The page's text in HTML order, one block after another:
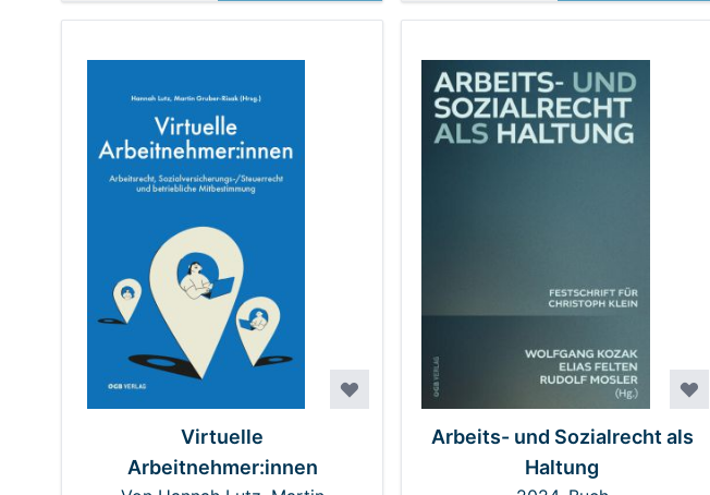
Virtuelle
Arbeitnehmer:innen
Arbeits- und Sozialrecht als
Haltung